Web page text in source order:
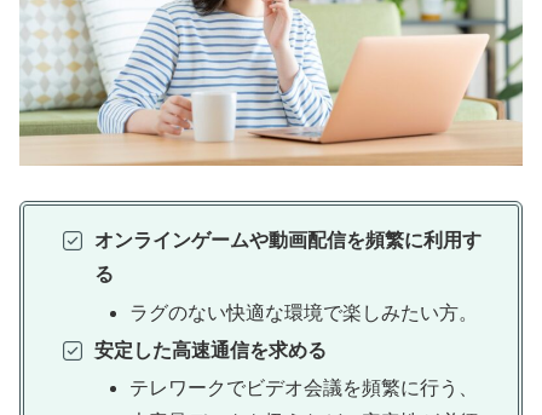
オンラインゲームや動画配信を頻繁に利用す
る
ラグのない快適な環境で楽しみたい方。
安定した高速通信を求める
テレワークでビデオ会議を頻繁に行う、